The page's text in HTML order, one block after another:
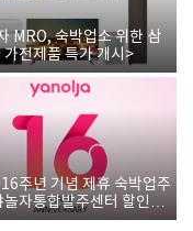
MRO, 숙박업소 위한 삼
가전제품 특가 개시>
주년 기념 제휴 숙박업주
놀자통합발주센터 할인쿠